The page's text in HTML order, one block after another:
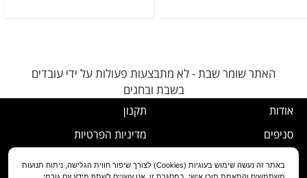
האתר שומר שבת - לא מתבצעות פעולות על ידי עובדים
בשבת ובחגים
אודות
סניפים
תקנון
מדיניות הפרטיות
נוהל ביטול עסקה
באתר זה נעשה שימוש בעוגיות (Cookies) לצורך שיפור חווית הגלישה, ניתוח תנועות